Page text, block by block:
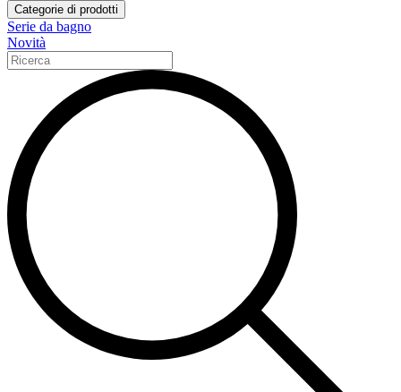
Categorie di prodotti
Serie da bagno
Novità